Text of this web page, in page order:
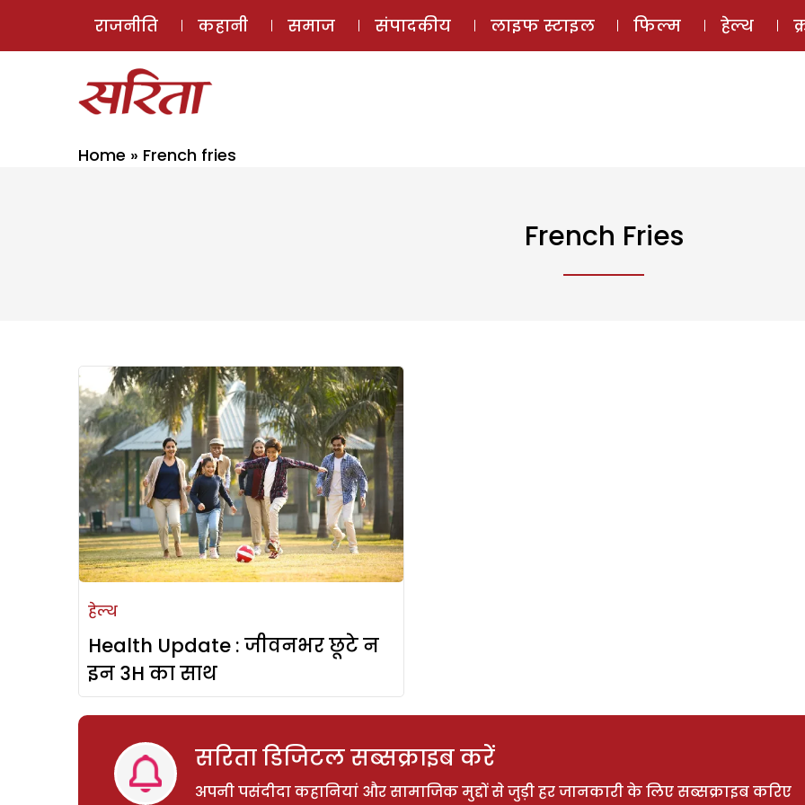
ई-मैगज़ीन
राजनीति कहानी समाज संपादकीय लाइफ स्टाइल फिल्म हेल्थ
Home » French fries
French Fries
हेल्थ
Health Update : जीवनभर छूटे न
इन 3H का साथ
सरिता डिजिटल सब्सक्राइब करें
अपनी पसंदीदा कहानियां और सामाजिक मुद्दों से जुड़ी हर जानकारी के लिए सब्सक्राइब करिए